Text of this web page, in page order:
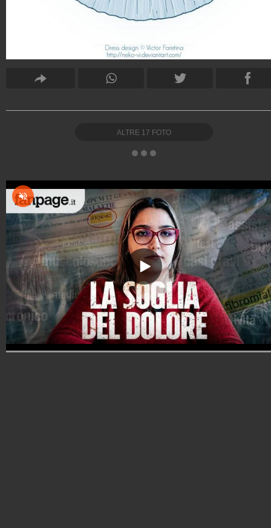
ALTRE 17 FOTO